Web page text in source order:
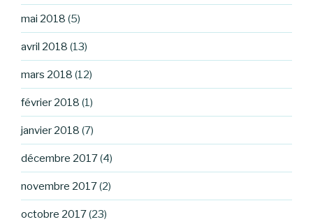
mai 2018 (5)
avril 2018 (13)
mars 2018 (12)
février 2018 (1)
janvier 2018 (7)
décembre 2017(4)
novembre 2017(2)
octobre 2017(23)